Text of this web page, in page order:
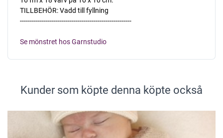
TILLBEHÖR: Vadd till fyllning
--------------------------------------------------------
Se mönstret hos Garnstudio
Kunder som köpte denna köpte också